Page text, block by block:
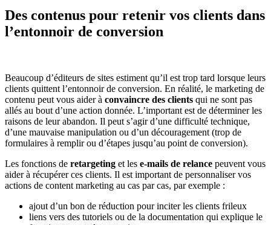
Des contenus pour retenir vos clients dans
l’entonnoir de conversion
Beaucoup d’éditeurs de sites estiment qu’il est trop tard lorsque leurs
clients quittent l’entonnoir de conversion. En réalité, le marketing de
contenu peut vous aider à convaincre des clients qui ne sont pas
allés au bout d’une action donnée. L’important est de déterminer les
raisons de leur abandon. Il peut s’agir d’une difficulté technique,
d’une mauvaise manipulation ou d’un découragement (trop de
formulaires à remplir ou d’étapes jusqu’au point de conversion).
Les fonctions de retargeting et les e-mails de relance peuvent vous
aider à récupérer ces clients. Il est important de personnaliser vos
actions de content marketing au cas par cas, par exemple :
ajout d’un bon de réduction pour inciter les clients frileux
liens vers des tutoriels ou de la documentation qui explique le